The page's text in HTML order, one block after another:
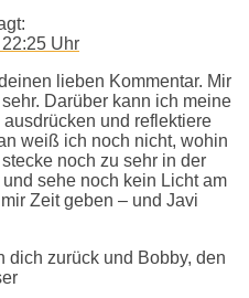
Uhr
lieben Kommentar. Mir
Darüber kann ich meine
und reflektiere
weiß ich noch nicht, wohin
noch zu sehr in der
sehe noch kein Licht am
Zeit geben – und Javi
dich zurück und Bobby, den